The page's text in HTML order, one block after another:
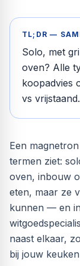
TL;DR —
Solo, met
oven? Alle
koopadvies
vs vrijstaand.
Een
termen ziet:
oven, inbouw
eten, maar ze
kunnen — en
naast elkaar,
bij jouw